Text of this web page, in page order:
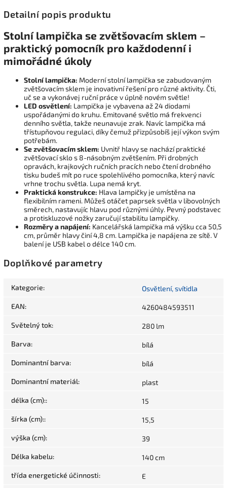
Detailní popis produktu
Stolní lampička se zvětšovacím sklem –
praktický pomocník pro každodenní i
mimořádné úkoly
Stolní lampička: Moderní stolní lampička se zabudovaným
zvětšovacím sklem je inovativní řešení pro různé aktivity. Čti,
uč se a vykonávej ruční práce v úplně novém světle!
LED osvětlení: Lampička je vybavena až 24 diodami
uspořádanými do kruhu. Emitované světlo má frekvenci
denního světla, takže neunavuje zrak. Navíc lampička má
třístupňovou regulaci, díky čemuž přizpůsobíš její výkon svým
potřebám.
Se zvětšovacím sklem: Uvnitř hlavy se nachází praktické
zvětšovací sklo s 8-násobným zvětšením. Při drobných
opravách, krajkových ručních pracích nebo čtení drobného
tisku budeš mít po ruce spolehlivého pomocníka, který navíc
vrhne trochu světla. Lupa nemá kryt.
Praktická konstrukce: Hlava lampičky je umístěna na
flexibilním rameni. Můžeš otáčet paprsek světla v libovolných
směrech, nastavujíc hlavu pod různými úhly. Pevný podstavec
a protiskluzové nožky zaručují stabilitu lampičky.
Rozměry a napájení: Kancelářská lampička má výšku cca 50,5
cm, průměr hlavy činí 4,8 cm. Lampička je napájena ze sítě. V
balení je USB kabel o délce 140 cm.
Doplňkové parametry
Kategorie: Osvětlení, svítidla
EAN: 4260484593511
Světelný tok: 280 lm
Barva: bílá
Dominantní barva: bílá
Dominantní materiál: plast
délka (cm):: 15
šírka (cm):: 15,5
výška (cm): 39
Délka kabelu: 140 cm
třída energetické účinnosti: E